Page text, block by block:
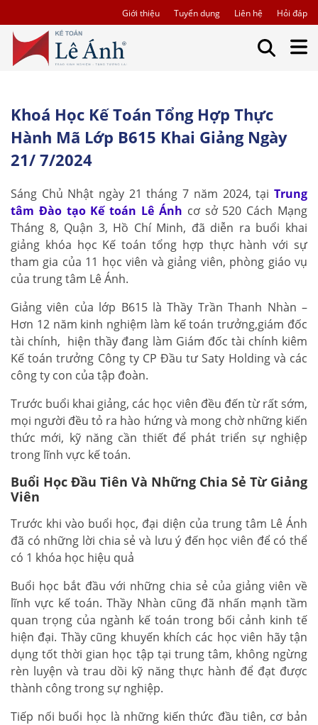
Giới thiệu Tuyển dụng Liên hệ Hỏi đáp
Khoá Học Kế Toán Tổng Hợp Thực
Hành Mã Lớp B615 Khai Giảng Ngày
21/ 7/2024
Sáng Chủ Nhật ngày 21 tháng 7 năm 2024, tại Trung
tâm Đào tạo Kế toán Lê Ánh cơ sở 520 Cách Mạng
Tháng 8, Quận 3, Hồ Chí Minh, đã diễn ra buổi khai
giảng khóa học Kế toán tổng hợp thực hành với sự
tham gia của 11 học viên và giảng viên, phòng giáo vụ
của trung tâm Lê Ánh.
Giảng viên của lớp B615 là Thầy Trần Thanh Nhàn –
Hơn 12 năm kinh nghiệm làm kế toán trưởng,giám đốc
tài chính, hiện thầy đang làm Giám đốc tài chính kiêm
Kế toán trưởng Công ty CP Đầu tư Saty Holding và các
công ty con của tập đoàn.
Trước buổi khai giảng, các học viên đều đến từ rất sớm,
mọi người đều tỏ ra hào hứng và mong chờ những kiến
thức mới, kỹ năng cần thiết để phát triển sự nghiệp
trong lĩnh vực kế toán.
Buổi Học Đầu Tiên Và Những Chia Sẻ Từ Giảng
Viên
Trước khi vào buổi học, đại diện của trung tâm Lê Ánh
đã có những lời chia sẻ và lưu ý đến học viên để có thể
có 1 khóa học hiệu quả
Buổi học bắt đầu với những chia sẻ của giảng viên về
lĩnh vực kế toán. Thầy Nhàn cũng đã nhấn mạnh tầm
quan trọng của ngành kế toán trong bối cảnh kinh tế
hiện đại. Thầy cũng khuyến khích các học viên hãy tận
dụng tốt thời gian học tập tại trung tâm, không ngừng
rèn luyện và trau dồi kỹ năng thực hành để đạt được
thành công trong sự nghiệp.
Tiếp nối buổi học là những kiến thức đầu tiên, cơ bản